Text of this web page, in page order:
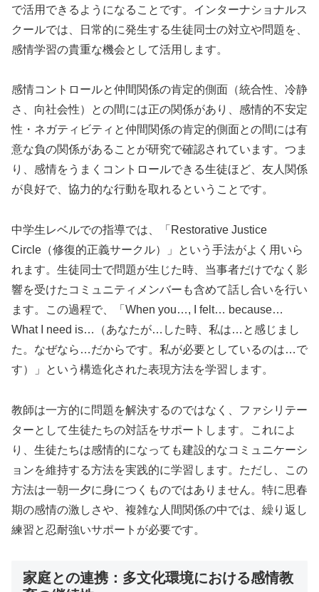
で活用できるようになることです。インターナショナルス
クールでは、日常的に発生する生徒同士の対立や問題を、
感情学習の貴重な機会として活用します。
感情コントロールと仲間関係の肯定的側面（統合性、冷静
さ、向社会性）との間には正の関係があり、感情的不安定
性・ネガティビティと仲間関係の肯定的側面との間には有
意な負の関係があることが研究で確認されています。つま
り、感情をうまくコントロールできる生徒ほど、友人関係
が良好で、協力的な行動を取れるということです。
中学生レベルでの指導では、「Restorative Justice
Circle（修復的正義サークル）」という手法がよく用いら
れます。生徒同士で問題が生じた時、当事者だけでなく影
響を受けたコミュニティメンバーも含めて話し合いを行い
ます。この過程で、「When you…, I felt… because…
What I need is…（あなたが…した時、私は…と感じまし
た。なぜなら…だからです。私が必要としているのは…で
す）」という構造化された表現方法を学習します。
教師は一方的に問題を解決するのではなく、ファシリテー
ターとして生徒たちの対話をサポートします。これによ
り、生徒たちは感情的になっても建設的なコミュニケーシ
ョンを維持する方法を実践的に学習します。ただし、この
方法は一朝一夕に身につくものではありません。特に思春
期の感情の激しさや、複雑な人間関係の中では、繰り返し
練習と忍耐強いサポートが必要です。
家庭との連携：多文化環境における感情教